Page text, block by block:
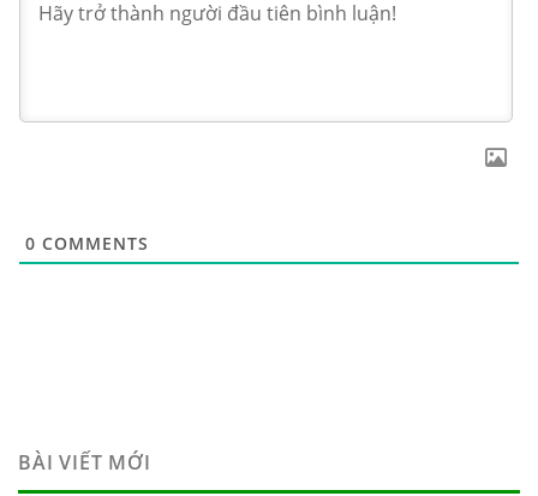
0 COMMENTS
BÀI VIẾT MỚI